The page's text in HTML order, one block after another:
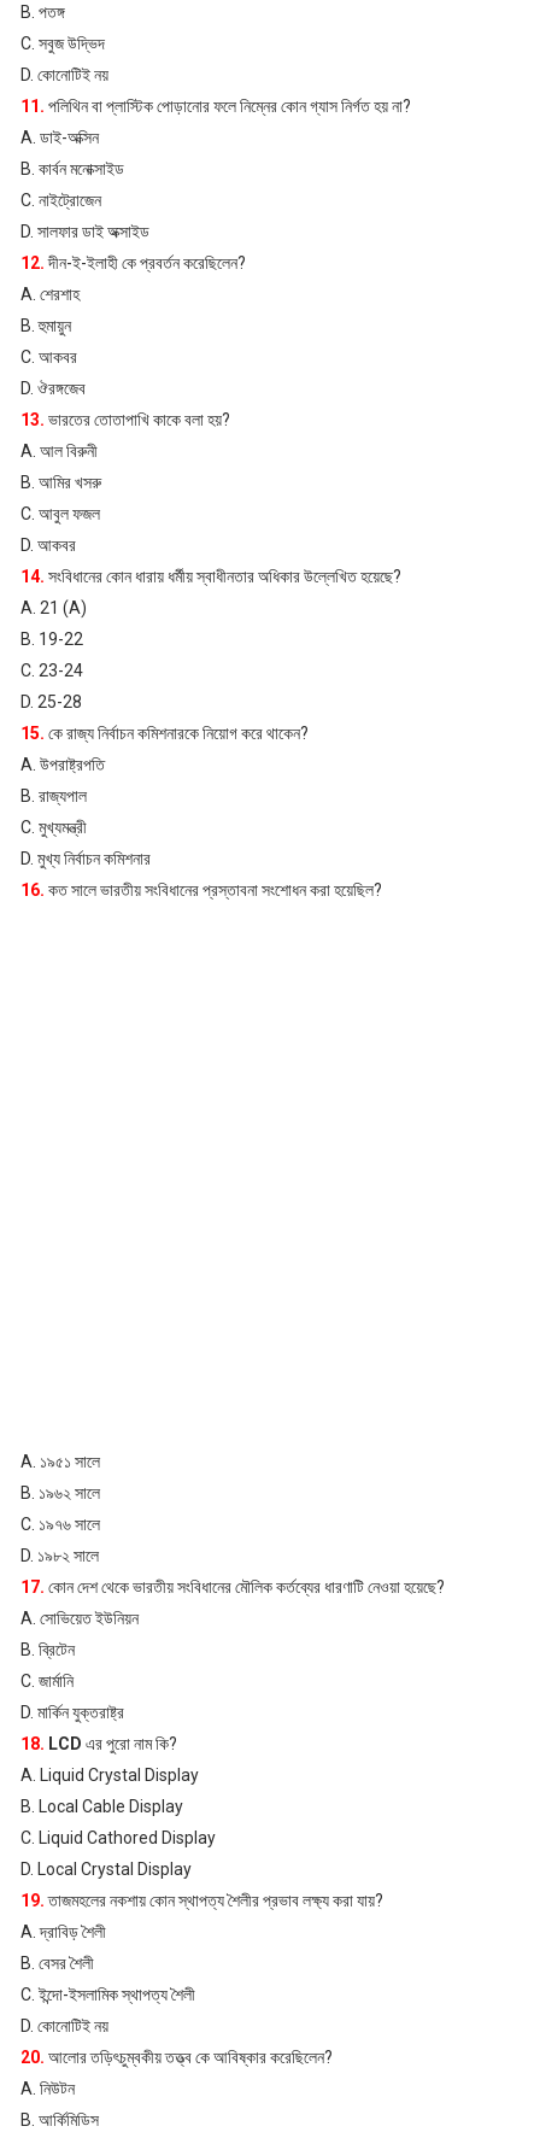
B. পতঙ্গ
C. সবুজ উদ্ভিদ
D. কোনোটিই নয়
11. পলিথিন বা প্লাস্টিক পোড়ানোর ফলে নিম্নের কোন গ্যাস নির্গত হয় না?
A. ডাই-অক্সিন
B. কার্বন মনোক্সাইড
C. নাইট্রোজেন
D. সালফার ডাই অক্সাইড
12.দীন-ই-ইলাহী কে প্রবর্তন করেছিলেন?
A. শেরশাহ
B. হুমায়ুন
C. আকবর
D. ঔরঙ্গজেব
13. ভারতের তোতাপাখি কাকে বলা হয়?
A. আল বিরুনী
B. আমির খসরু
C. আবুল ফজল
D. আকবর
14. সংবিধানের কোন ধারায় ধর্মীয় স্বাধীনতার অধিকার উল্লেখিত হয়েছে?
A. 21 (A)
B. 19-22
C. 23-24
D. 25-28
15. কে রাজ্য নির্বাচন কমিশনারকে নিয়োগ করে থাকেন?
A. উপরাষ্ট্রপতি
B. রাজ্যপাল
C. মুখ্যমন্ত্রী
D. মুখ্য নির্বাচন কমিশনার
16. কত সালে ভারতীয় সংবিধানের প্রস্তাবনা সংশোধন করা হয়েছিল?
A. ১৯৫১ সালে
B. ১৯৬২ সালে
C. ১৯৭৬ সালে
D. ১৯৮২ সালে
17. কোন দেশ থেকে ভারতীয় সংবিধানের মৌলিক কর্তব্যের ধারণাটি নেওয়া হয়েছে?
A. সোভিয়েত ইউনিয়ন
B. ব্রিটেন
C. জার্মানি
D. মার্কিন যুক্তরাষ্ট্র
18. LCD এর পুরো নাম কি?
A. Liquid Crystal Display
B. Local Cable Display
C. Liquid Cathored Display
D. Local Crystal Display
19.তাজমহলের নকশায় কোন স্থাপত্য শৈলীর প্রভাব লক্ষ্য করা যায়?
A. দ্রাবিড় শৈলী
B. বেসর শৈলী
C. ইন্দো-ইসলামিক স্থাপত্য শৈলী
D. কোনোটিই নয়
20. আলোর তড়িৎচুম্বকীয় তত্ত্ব কে আবিষ্কার করেছিলেন?
A. নিউটন
B. আর্কিমিডিস